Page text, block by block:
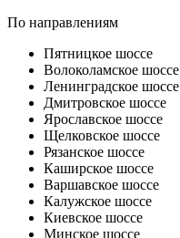
По направлениям
Пятницкое шоссе
Волоколамское шоссе
Ленинградское шоссе
Дмитровское шоссе
Ярославское шоссе
Щелковское шоссе
Рязанское шоссе
Каширское шоссе
Варшавское шоссе
Калужское шоссе
Киевское шоссе
Минское шоссе